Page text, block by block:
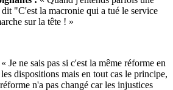
"C'est la macronie qui a tué le service
sur la tête ! »
« Je ne sais pas si c'est la même réforme en
dispositions mais en tout cas le principe,
n'a pas changé car les injustices